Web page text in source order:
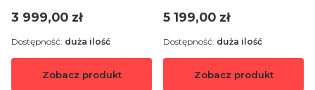
Cena
3 999,00 zł
Zobacz produkt
Dostępność: duża ilość
Cena
5 199,00 zł
Zobacz produkt
Dostępność: duża ilość